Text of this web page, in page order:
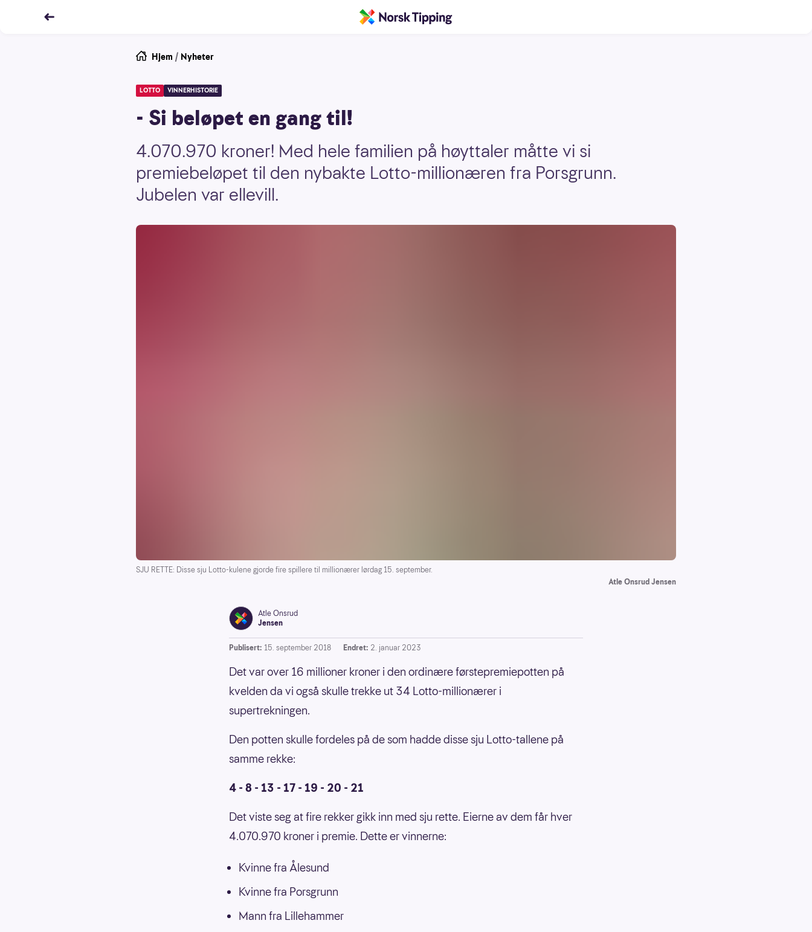
Hjem / Nyheter
LOTTO VINNERHISTORIE
- Si beløpet en gang til!
4.070.970 kroner! Med hele familien på høyttaler måtte vi si
premiebeløpet til den nybakte Lotto-millionæren fra Porsgrunn.
Jubelen var ellevill.
SJU RETTE: Disse sju Lotto-kulene gjorde fire spillere til millionærer lørdag 15. september.
Atle Onsrud Jensen
Atle Onsrud
Jensen
Publisert: 15. september 2018 Endret: 2. januar 2023
Det var over 16 millioner kroner i den ordinære førstepremiepotten på
kvelden da vi også skulle trekke ut 34 Lotto-millionærer i
supertrekningen.
Den potten skulle fordeles på de som hadde disse sju Lotto-tallene på
samme rekke:
4 - 8 - 13 - 17 - 19 - 20 - 21
Det viste seg at fire rekker gikk inn med sju rette. Eierne av dem får hver
4.070.970 kroner i premie. Dette er vinnerne:
Kvinne fra Ålesund
Kvinne fra Porsgrunn
Mann fra Lillehammer